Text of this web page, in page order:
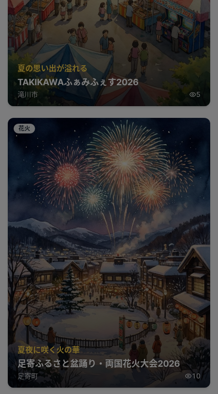
夏の思い出が溢れる
TAKIKAWAふぁみふぇす2026
滝川市 5
花火
夏夜に咲く火の華
足寄ふるさと盆踊り・両国花火大会2026
足寄町 10